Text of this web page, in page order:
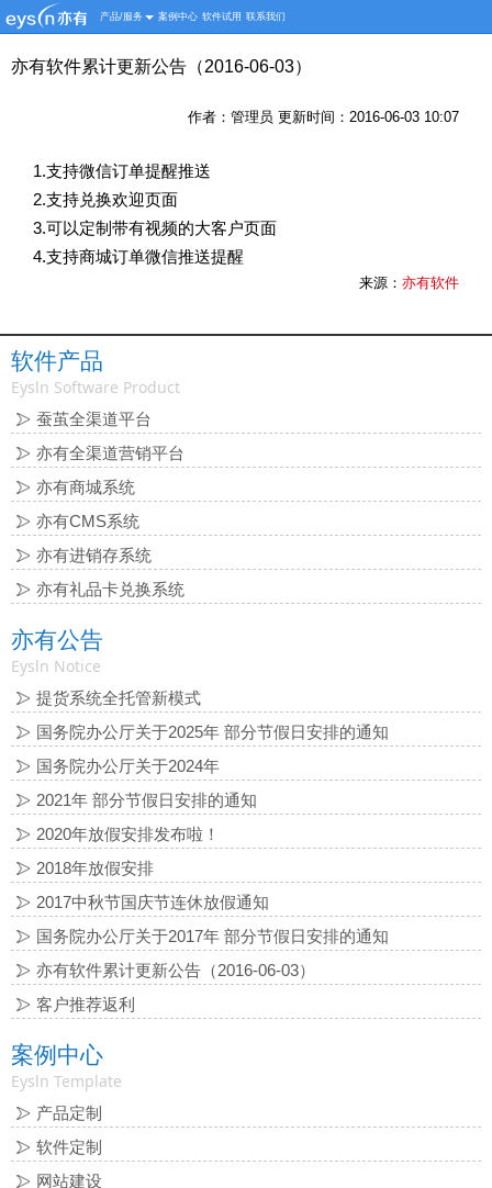
产品/服务 案例中心 软件试用 联系我们
亦有软件累计更新公告（2016-06-03）
作者：管理员 更新时间：2016-06-03 10:07
1.支持微信订单提醒推送
2.支持兑换欢迎页面
3.可以定制带有视频的大客户页面
4.支持商城订单微信推送提醒
来源： 亦有软件
软件产品
Eysln Software Product
蚕茧全渠道平台
亦有全渠道营销平台
亦有商城系统
亦有CMS系统
亦有进销存系统
亦有礼品卡兑换系统
亦有公告
Eysln Notice
提货系统全托管新模式
国务院办公厅关于2025年 部分节假日安排的通知
国务院办公厅关于2024年
2021年 部分节假日安排的通知
2020年放假安排发布啦！
2018年放假安排
2017中秋节国庆节连休放假通知
国务院办公厅关于2017年 部分节假日安排的通知
亦有软件累计更新公告（2016-06-03）
客户推荐返利
案例中心
Eysln Template
产品定制
软件定制
网站建设